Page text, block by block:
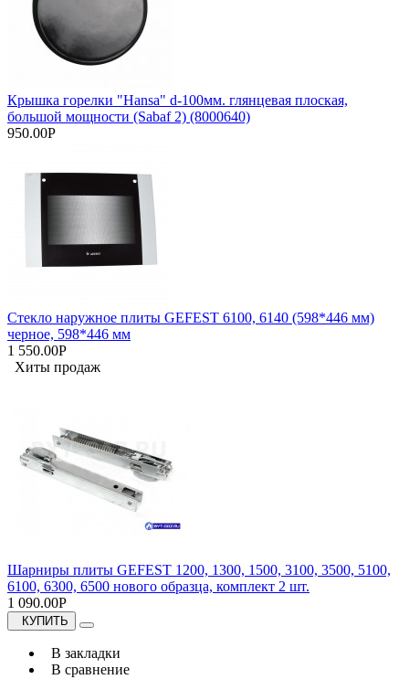
Крышка горелки "Hansa" d-100мм. глянцевая плоская,
большой мощности (Sabaf 2) (8000640)
950.00Р
Стекло наружное плиты GEFEST 6100, 6140 (598*446 мм)
черное, 598*446 мм
1 550.00Р
Хиты продаж
Шарниры плиты GEFEST 1200, 1300, 1500, 3100, 3500, 5100,
6100, 6300, 6500 нового образца, комплект 2 шт.
1 090.00Р
КУПИТЬ
В закладки
В сравнение